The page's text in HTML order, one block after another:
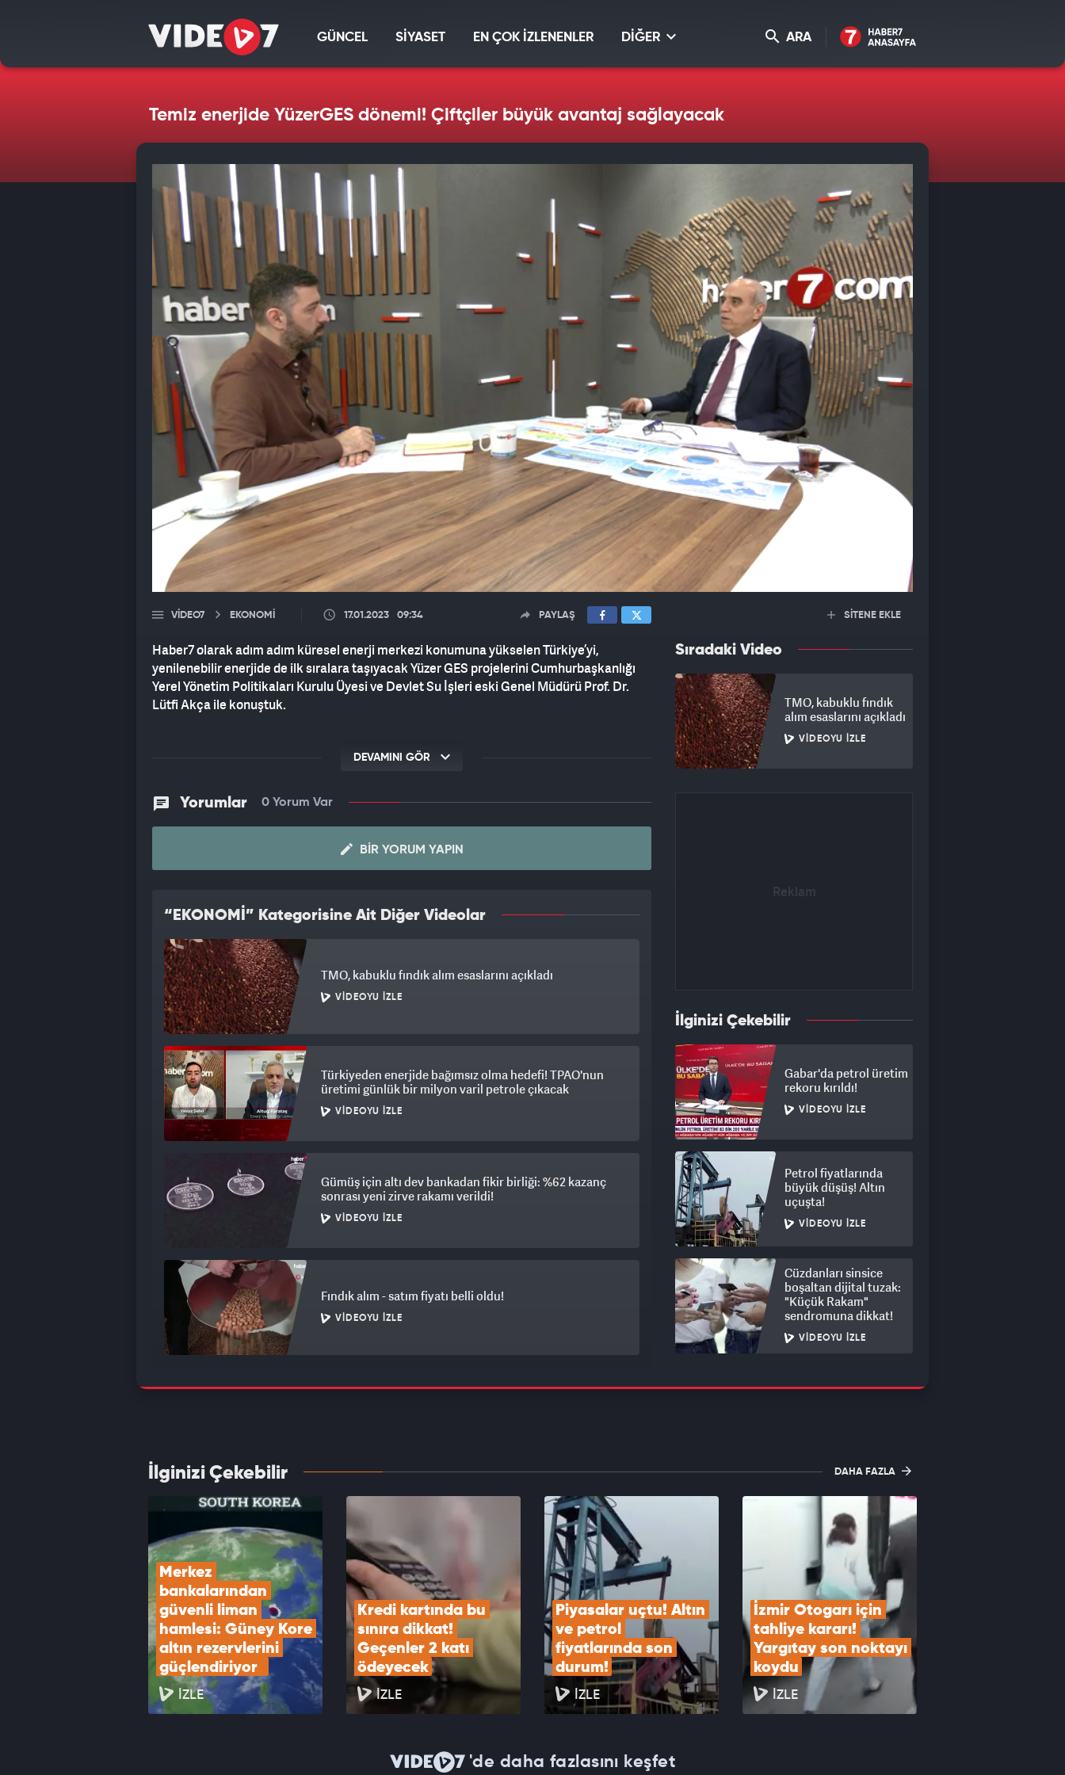
GÜNCEL SİYASET EN ÇOK İZLENENLER DİĞER ARA
Temiz enerjide YüzerGES dönemi! Çiftçiler büyük avantaj sağlayacak
VIDEO7 EKONOMİ 17.01.2023 09:34 PAYLAŞ
Haber7 olarak adım adım küresel enerji merkezi konumuna yükselen Türkiye’yi,
yenilenebilir enerjide de ilk sıralara taşıyacak Yüzer GES projelerini Cumhurbaşkanlığı
Yerel Yönetim Politikaları Kurulu Üyesi ve Devlet Su İşleri eski Genel Müdürü Prof. Dr.
Lütfi Akça ile konuştuk.
DEVAMINI GÖR
Yorumlar 0 Yorum Var
BIR YORUM YAPIN
“EKONOMİ” Kategorisine Ait Diğer Videolar
TMO, kabuklu fındık alım esaslarını açıkladı
VIDEOYU İZLE
Türkiyeden enerjide bağımsız olma hedefi! TPAO'nun
üretimi günlük bir milyon varil petrole çıkacak
VIDEOYU İZLE
Gümüş için altı dev bankadan fikir birliği: %62 kazanç
sonrası yeni zirve rakamı verildi!
VIDEOYU İZLE
Fındık alım - satım fiyatı belli oldu!
VIDEOYU İZLE
Kredi kartları "maaş" gibi kullanılıyor! Buna çok dikkat
VIDEOYU İZLE
SİTENE EKLE
Sıradaki Video
TMO, kabuklu fındık
alım esaslarını açıkladı
VIDEOYU İZLE
İlginizi Çekebilir
Gabar'da petrol üretim
rekoru kırıldı!
VIDEOYU İZLE
Petrol fiyatlarında
büyük düşüş! Altın
uçuşta!
VIDEOYU İZLE
Cüzdanları sinsice
boşaltan dijital tuzak:
"Küçük Rakam"
sendromuna dikkat!
VIDEOYU İZLE
İlginizi Çekebilir DAHA FAZLA
Merkez
bankalarından
güvenli liman
hamlesi: Güney Kore
altın rezervlerini
güçlendiriyor
İZLE
Kredi kartında bu
sınıra dikkat!
Geçenler 2 katı
ödeyecek
İZLE
Piyasalar uçtu! Altın
ve petrol
fiyatlarında son
durum!
İZLE
İzmir Otogarı için
tahliye kararı!
Yargıtay son noktayı
koydu
İZLE
'de daha fazlasını keşfet